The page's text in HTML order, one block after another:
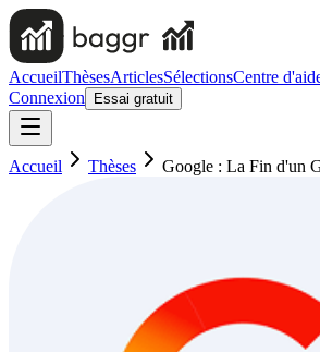
AccueilThèsesArticlesSélectionsCentre
Connexion
Essai gratuit
Accueil Thèses Google : La Fin d'un